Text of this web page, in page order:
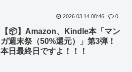
2026.03.14 08:46 0
【📦】Amazon、Kindle本「マン
ガ週末祭（50%還元）」第3弾！
本日最終日ですよ！！！